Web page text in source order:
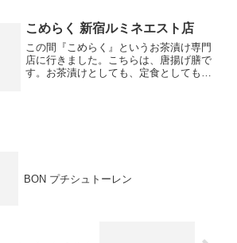
る、北海道産...
こめらく 新宿ルミネエスト店
この間『こめらく』というお茶漬け専門
店に行きました。こちらは、唐揚げ膳で
す。お茶漬けとしても、定食としても、
BON プチシュトーレン